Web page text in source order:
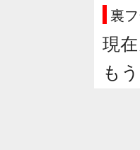
裏
現
も